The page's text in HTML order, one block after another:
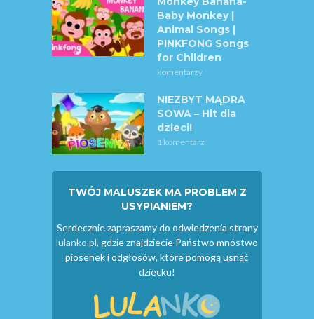
Baby Monkey |
Animal Songs |
PINKFONG Songs
for Children
komentarzy
NIEZBYT MĄDRA
SOWA – Hit dla
dzieci!
1 komentarz
TWÓJ MALUSZEK MA PROBLEM Z
USYPIANIEM?
Serdecznie zapraszamy do odwiedzenia strony
lulanko.pl, gdzie znajdziecie Państwo mnóstwo
piosenek i odgłosów, które pomogą usnąć
dziecku!